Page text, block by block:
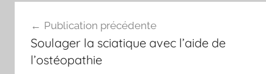
de
l’article
Publication précédente
Soulager la sciatique avec l’aide de
l’ostéopathie